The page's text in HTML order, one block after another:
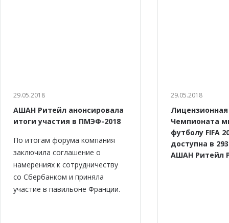
29.05.2018
АШАН Ритейл анонсировала
итоги участия в ПМЭФ-2018
По итогам форума компания
заключила соглашение о
намерениях к сотрудничеству
cо Сбербанком и приняла
участие в павильоне Франции.
29.05.2018
Чемпионата
футболу FIFA
доступна в
АШАН Ритейл